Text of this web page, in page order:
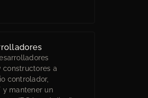
constructores a
controlador,
y mantener un